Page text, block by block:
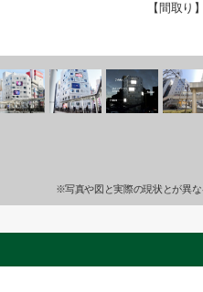
【間取り】
※写真や図と実際の現状とが異な